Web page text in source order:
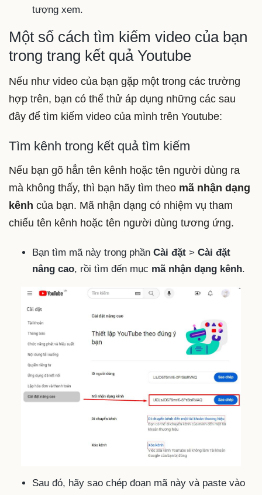
tượng xem.
Một số cách tìm kiếm video của bạn
trong trang kết quả Youtube
Nếu như video của bạn gặp một trong các trường
hợp trên, bạn có thể thử áp dụng những các sau
đây để tìm kiếm video của mình trên Youtube:
Tìm kênh trong kết quả tìm kiếm
Nếu bạn gõ hẳn tên kênh hoặc tên người dùng ra
mà không thấy, thì bạn hãy tìm theo mã nhận dạng
kênh của bạn. Mã nhận dạng có nhiệm vụ tham
chiếu tên kênh hoặc tên người dùng tương ứng.
Bạn tìm mã này trong phần Cài đặt > Cài đặt
nâng cao, rồi tìm đến mục mã nhận dạng kênh.
Sau đó, hãy sao chép đoạn mã này và paste vào